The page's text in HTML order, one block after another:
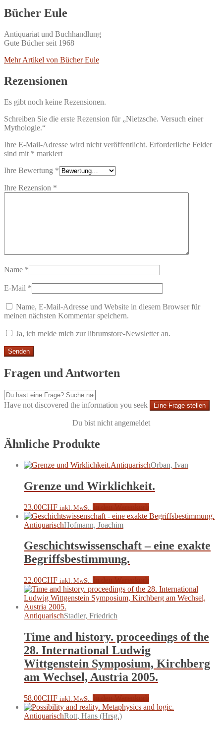
Bücher Eule
Antiquariat und Buchhandlung
Gute Bücher seit 1968
Mehr Artikel von Bücher Eule
Rezensionen
Es gibt noch keine Rezensionen.
Schreiben Sie die erste Rezension für „Nietzsche. Versuch einer
Mythologie.“
Ihre E-Mail-Adresse wird nicht veröffentlicht. Erforderliche Felder
sind mit * markiert
Ihre Bewertung *
Ihre Rezension *
Name *
E-Mail *
Name, E-Mail-Adresse und Website in diesem Browser für
meinen nächsten Kommentar speichern.
Ja, ich melde mich zur librumstore-Newsletter an.
Fragen und Antworten
Have not discovered the information you seek Eine Frage stellen
Du bist nicht angemeldet
Ähnliche Produkte
AntiquarischOrban, Ivan
Grenze und Wirklichkeit.
23.00CHF inkl. MwSt.
AntiquarischHofmann, Joachim
Geschichtswissenschaft – eine exakte
Begriffsbestimmung.
22.00CHF inkl. MwSt.
AntiquarischStadler, Friedrich
Time and history. proceedings of the
28. International Ludwig
Wittgenstein Symposium, Kirchberg
am Wechsel, Austria 2005.
58.00CHF inkl. MwSt.
AntiquarischRott, Hans (Hrsg.)